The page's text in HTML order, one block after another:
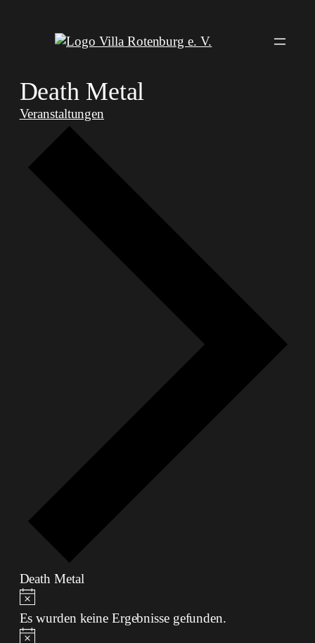
Death Metal
Veranstaltungen
Death Metal
Veranstaltungen
Hinweis
Es wurden keine Ergebnisse gefunden.
Hinweis